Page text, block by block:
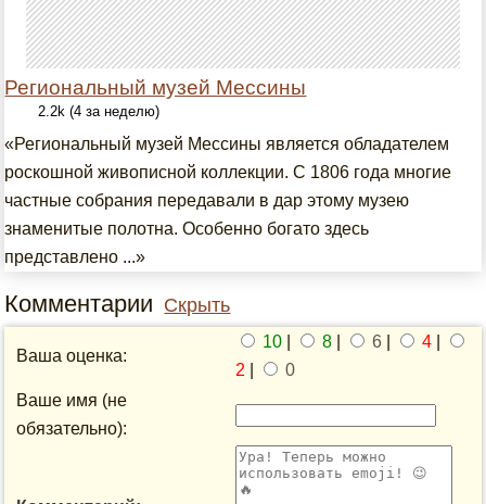
Региональный музей Мессины
2.2k (4 за неделю)
«Региональный музей Мессины является обладателем
роскошной живописной коллекции. С 1806 года многие
частные собрания передавали в дар этому музею
знаменитые полотна. Особенно богато здесь
представлено ...»
Комментарии Скрыть
Ваша оценка:
10 8 6 4
2
0
Ваше имя (не
обязательно):